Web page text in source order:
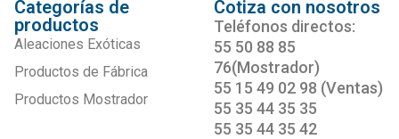
Categorías de
productos
Aleaciones Exóticas
Productos de Fábrica
Productos Mostrador
Cotiza con nosotros
Teléfonos directos:
55 50 88 85
76(Mostrador)
55 15 49 02 98 (Ventas)
55 35 44 35 35
55 35 44 35 42